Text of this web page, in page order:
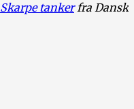
Skarpe tankerfra Dansk